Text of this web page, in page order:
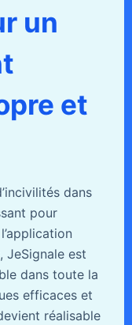
un
et
dans
pour
JeSignale est
dans toute la
efficaces et
réalisable